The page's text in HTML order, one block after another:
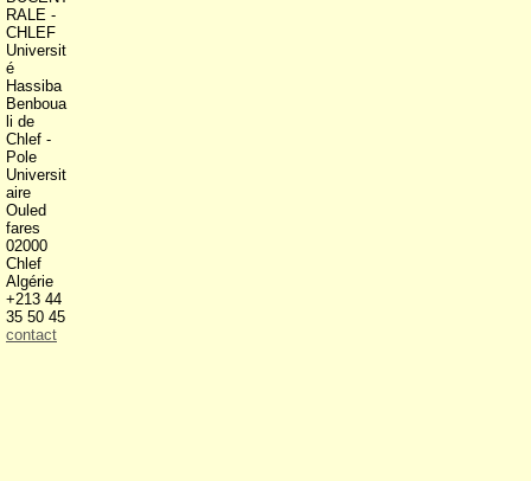
RALE -
CHLEF
Universit
é
Hassiba
Benboua
li de
Chlef -
Pole
Universit
aire
Ouled
fares
02000
Chlef
Algérie
+213 44
35 50 45
contact